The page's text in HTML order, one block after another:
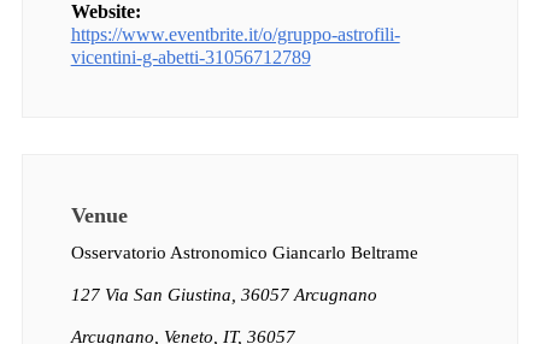
Website:
https://www.eventbrite.it/o/gruppo-astrofili-
vicentini-g-abetti-31056712789
Venue
Osservatorio Astronomico Giancarlo Beltrame
127 Via San Giustina, 36057 Arcugnano
Arcugnano, Veneto, IT, 36057